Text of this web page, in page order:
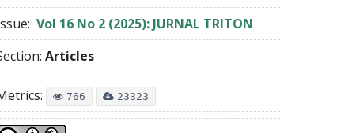
Vol 16 No 2 (2025): JURNAL TRITON
Articles
766 23323